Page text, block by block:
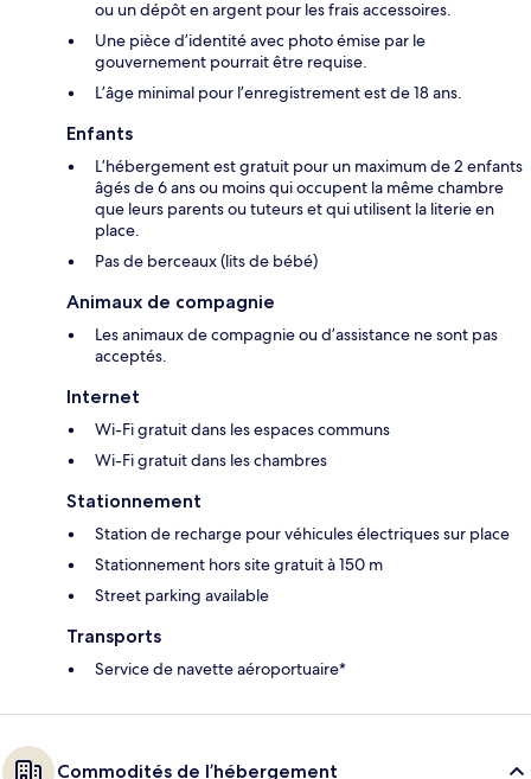
ou un dépôt en argent pour les frais accessoires.
Une pièce d’identité avec photo émise par le
gouvernement pourrait être requise.
L’âge minimal pour l’enregistrement est de 18 ans.
Enfants
L’hébergement est gratuit pour un maximum de 2 enfants
âgés de 6 ans ou moins qui occupent la même chambre
que leurs parents ou tuteurs et qui utilisent la literie en
place.
Pas de berceaux (lits de bébé)
Animaux de compagnie
Les animaux de compagnie ou d’assistance ne sont pas
acceptés.
Internet
Wi-Fi gratuit dans les espaces communs
Wi-Fi gratuit dans les chambres
Stationnement
Station de recharge pour véhicules électriques sur place
Stationnement hors site gratuit à 150 m
Street parking available
Transports
Service de navette aéroportuaire*
Commodités de l’hébergement